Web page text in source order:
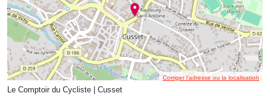
Corriger l’adresse ou la localisation
Le Comptoir du Cycliste | Cusset